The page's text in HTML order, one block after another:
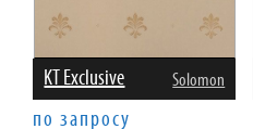
KT Exclusive Solomon
по запросу